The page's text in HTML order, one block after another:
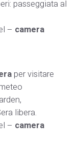
passeggiata al
– camera
per visitare
libera.
– camera